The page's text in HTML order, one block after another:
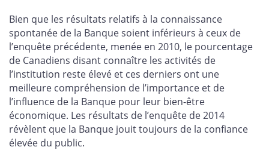
Bien que les résultats relatifs à la connaissance
spontanée de la Banque soient inférieurs à ceux de
l’enquête précédente, menée en 2010, le pourcentage
de Canadiens disant connaître les activités de
l’institution reste élevé et ces derniers ont une
meilleure compréhension de l’importance et de
l’influence de la Banque pour leur bien-être
économique. Les résultats de l’enquête de 2014
révèlent que la Banque jouit toujours de la confiance
élevée du public.